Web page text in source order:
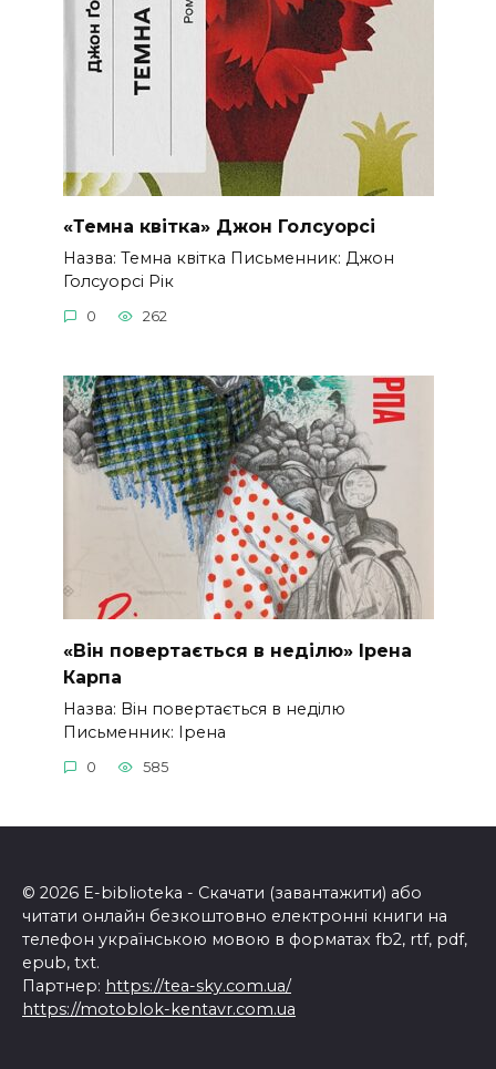
«Темна квітка» Джон Голсуорсі
Назва: Темна квітка Письменник: Джон
Голсуорсі Рік
0 262
«Він повертається в неділю» Ірена
Карпа
Назва: Він повертається в неділю
Письменник: Ірена
0 585
© 2026 E-biblioteka - Скачати (завантажити) або
читати онлайн безкоштовно електронні книги на
телефон українською мовою в форматах fb2, rtf, pdf,
epub, txt.
Партнер: https://tea-sky.com.ua/
https://motoblok-kentavr.com.ua